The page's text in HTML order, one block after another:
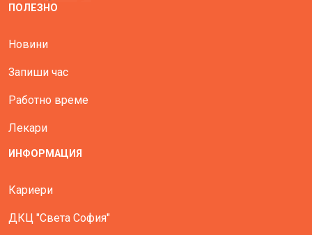
ПОЛЕЗНО
Новини
Запиши час
Работно време
Лекари
ИНФОРМАЦИЯ
Кариери
ДКЦ "Света София"